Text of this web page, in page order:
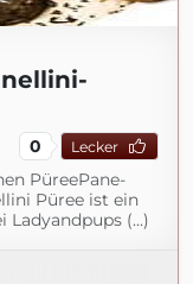
0 Lecker
PüreePane-
Püree ist ein
Ladyandpups (...)